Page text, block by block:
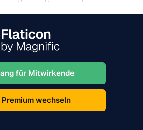
für Mitwirkende
Premium wechseln